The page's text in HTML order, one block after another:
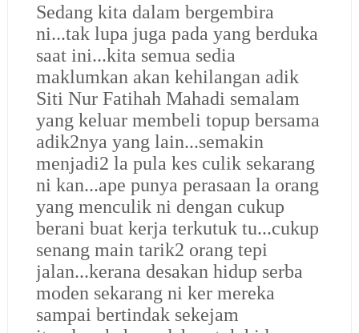
Sedang kita dalam bergembira
ni...tak lupa juga pada yang berduka
saat ini...kita semua sedia
maklumkan akan kehilangan adik
Siti Nur Fatihah Mahadi semalam
yang keluar membeli topup bersama
adik2nya yang lain...semakin
menjadi2 la pula kes culik sekarang
ni kan...ape punya perasaan la orang
yang menculik ni dengan cukup
berani buat kerja terkutuk tu...cukup
senang main tarik2 orang tepi
jalan...kerana desakan hidup serba
moden sekarang ni ker mereka
sampai bertindak sekejam